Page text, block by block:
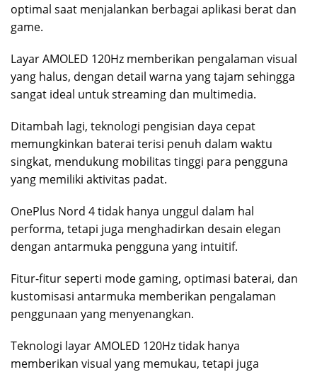
optimal saat menjalankan berbagai aplikasi berat dan
game.
Layar AMOLED 120Hz memberikan pengalaman visual
yang halus, dengan detail warna yang tajam sehingga
sangat ideal untuk streaming dan multimedia.
Ditambah lagi, teknologi pengisian daya cepat
memungkinkan baterai terisi penuh dalam waktu
singkat, mendukung mobilitas tinggi para pengguna
yang memiliki aktivitas padat.
OnePlus Nord 4 tidak hanya unggul dalam hal
performa, tetapi juga menghadirkan desain elegan
dengan antarmuka pengguna yang intuitif.
Fitur-fitur seperti mode gaming, optimasi baterai, dan
kustomisasi antarmuka memberikan pengalaman
penggunaan yang menyenangkan.
Teknologi layar AMOLED 120Hz tidak hanya
memberikan visual yang memukau, tetapi juga